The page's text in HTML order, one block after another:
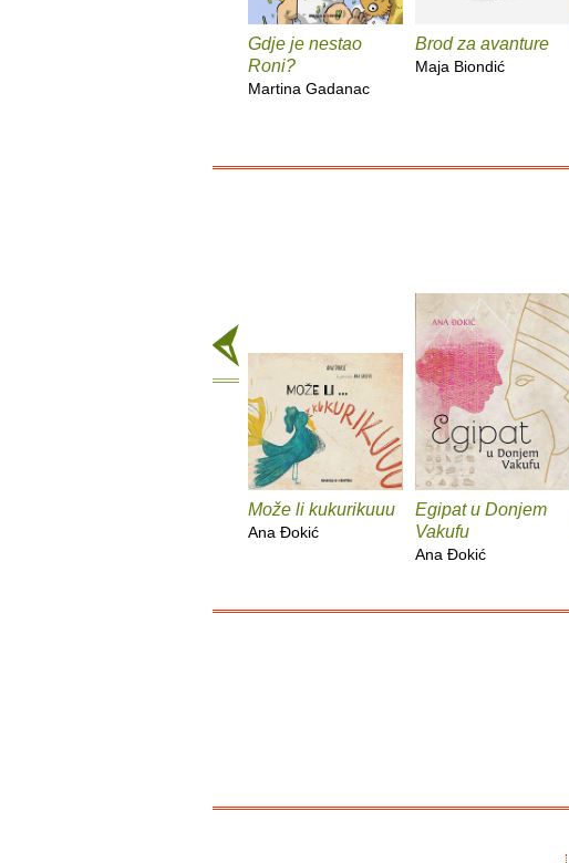
Gdje je nestao
Roni?
Martina Gadanac
Brod za avanture
Maja Biondić
Može li kukurikuuu
Ana Ðokić
Egipat u Donjem
Vakufu
Ana Ðokić